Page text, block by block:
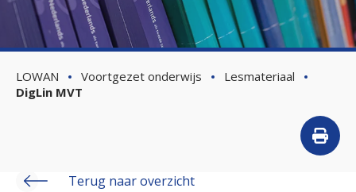
LOWAN Voortgezet onderwijs
Lesmateriaal
DigLin MVT
Terug naar overzicht